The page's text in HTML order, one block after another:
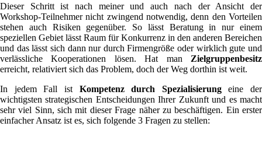
Dieser Schritt ist nach meiner und auch nach der Ansicht der
Workshop-Teilnehmer nicht zwingend notwendig, denn den Vorteilen
stehen auch Risiken gegenüber. So lässt Beratung in nur einem
speziellen Gebiet lässt Raum für Konkurrenz in den anderen Bereichen
und das lässt sich dann nur durch Firmengröße oder wirklich gute und
verlässliche Kooperationen lösen. Hat man Zielgruppenbesitz
erreicht, relativiert sich das Problem, doch der Weg dorthin ist weit.
In jedem Fall ist Kompetenz durch Spezialisierungeine der
wichtigsten strategischen Entscheidungen Ihrer Zukunft und es macht
sehr viel Sinn, sich mit dieser Frage näher zu beschäftigen. Ein erster
einfacher Ansatz ist es, sich folgende 3 Fragen zu stellen: